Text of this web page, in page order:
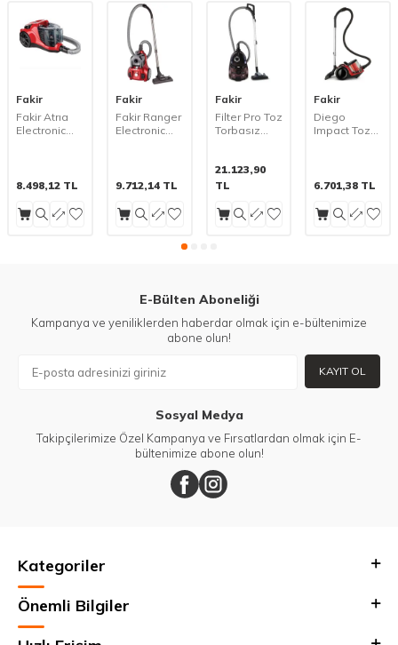
Fakir
Fakir Atrıa
Electronic
8.498,12 TL
Fakir
Fakir Ranger
Electronic
Rouge
9.712,14TL
Fakir
Filter Pro Toz
Torbasız
Bordeaux
21.123,90
TL
Fakir
Diego
Impact Toz
Kırmızı
6.701,38 TL
E-Bülten Aboneliği
Kampanya ve yeniliklerden haberdar olmak için e-bültenimize
abone olun!
KAYIT OL
Sosyal Medya
Takipçilerimize Özel Kampanya ve Fırsatlardan olmak için E-
bültenimize abone olun!
Kategoriler
Önemli Bilgiler